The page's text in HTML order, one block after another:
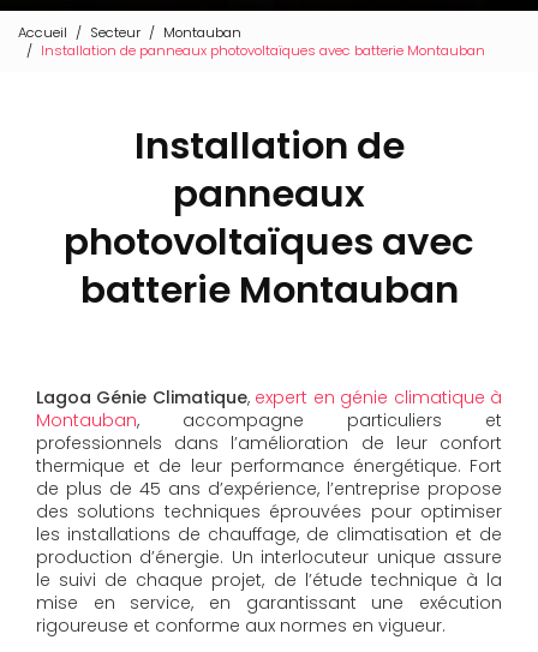
Accueil Secteur
Montauban
Installation de panneaux photovoltaïques avec batterie Montauban
Installation de
panneaux
photovoltaïques avec
batterie Montauban
Lagoa Génie Climatique, expert en génie climatique à
Montauban, accompagne particuliers et
professionnels dans l’amélioration de leur confort
thermique et de leur performance énergétique. Fort
de plus de 45 ans d’expérience, l’entreprise propose
des solutions techniques éprouvées pour optimiser
les installations de chauffage, de climatisation et de
production d’énergie. Un interlocuteur unique assure
le suivi de chaque projet, de l’étude technique à la
mise en service, en garantissant une exécution
rigoureuse et conforme aux normes en vigueur.